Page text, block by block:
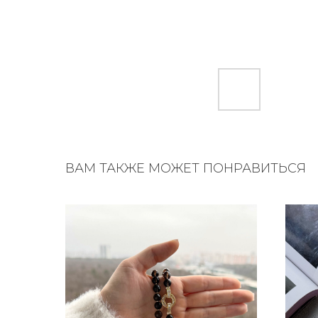
ВАМ ТАКЖЕ МОЖЕТ ПОНРАВИТЬСЯ